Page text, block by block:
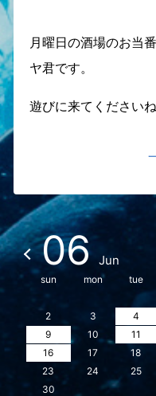
月曜日の酒場のお当
ヤ君です。
遊びに来てくださいね
06 Jun
sun mon tue
2
3 4
9
10 11
16
17 18
23
24 25
30